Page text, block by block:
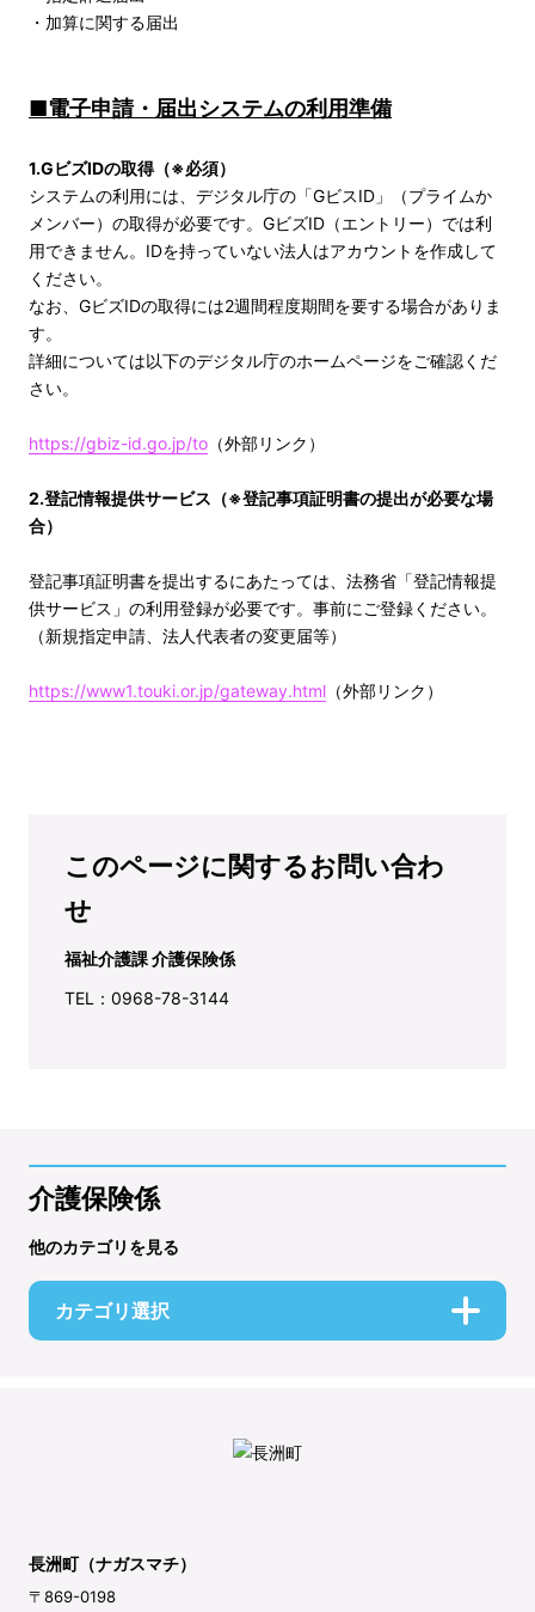
・加算に関する届出
■電子申請・届出システムの利用準備
1.GビズIDの取得（※必須）
システムの利用には、デジタル庁の「GビスID」（プライムか
メンバー）の取得が必要です。GビズID（エントリー）では利
用できません。IDを持っていない法人はアカウントを作成して
ください。
なお、GビズIDの取得には2週間程度期間を要する場合がありま
す。
詳細については以下のデジタル庁のホームページをご確認くだ
さい。
https://gbiz-id.go.jp/to （外部リンク）
2.登記情報提供サービス（※登記事項証明書の提出が必要な場
合）
登記事項証明書を提出するにあたっては、法務省「登記情報提
供サービス」の利用登録が必要です。事前にご登録ください。
（新規指定申請、法人代表者の変更届等）
https://www1.touki.or.jp/gateway.html （外部リンク）
このページに関するお問い合わ
せ
福祉介護課 介護保険係
TEL：0968-78-3144
介護保険係
他のカテゴリを見る
カテゴリ選択
長洲町（ナガスマチ）
〒869-0198